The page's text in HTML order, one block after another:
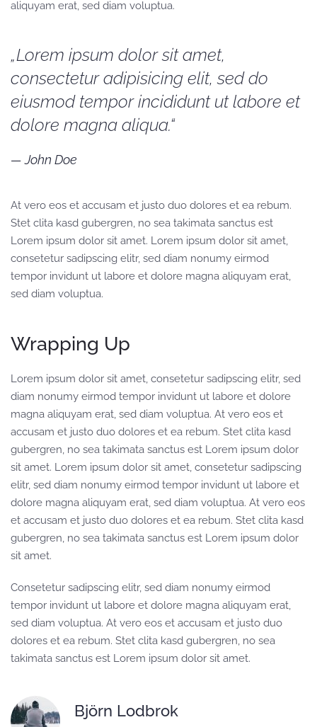
aliquyam erat, sed diam voluptua.
„Lorem ipsum dolor sit amet,
consectetur adipisicing elit, sed do
eiusmod tempor incididunt ut labore et
dolore magna aliqua.“
John Doe
At vero eos et accusam et justo duo dolores et ea rebum.
Stet clita kasd gubergren, no sea takimata sanctus est
Lorem ipsum dolor sit amet. Lorem ipsum dolor sit amet,
consetetur sadipscing elitr, sed diam nonumy eirmod
tempor invidunt ut labore et dolore magna aliquyam erat,
sed diam voluptua.
Wrapping Up
Lorem ipsum dolor sit amet, consetetur sadipscing elitr, sed
diam nonumy eirmod tempor invidunt ut labore et dolore
magna aliquyam erat, sed diam voluptua. At vero eos et
accusam et justo duo dolores et ea rebum. Stet clita kasd
gubergren, no sea takimata sanctus est Lorem ipsum dolor
sit amet. Lorem ipsum dolor sit amet, consetetur sadipscing
elitr, sed diam nonumy eirmod tempor invidunt ut labore et
dolore magna aliquyam erat, sed diam voluptua. At vero eos
et accusam et justo duo dolores et ea rebum. Stet clita kasd
gubergren, no sea takimata sanctus est Lorem ipsum dolor
sit amet.
Consetetur sadipscing elitr, sed diam nonumy eirmod
tempor invidunt ut labore et dolore magna aliquyam erat,
sed diam voluptua. At vero eos et accusam et justo duo
dolores et ea rebum. Stet clita kasd gubergren, no sea
takimata sanctus est Lorem ipsum dolor sit amet.
Björn Lodbrok